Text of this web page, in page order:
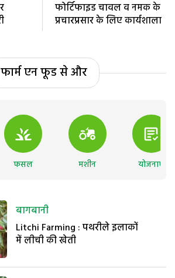
फोर्टिफाइड चावल व नमक के
प्रचारप्रसार के लिए कार्यशाला
फार्म एन फूड से और
फसल मशीन योजनाएं
बागबानी
Litchi Farming : पथरीले इलाकों
में लीची की खेती